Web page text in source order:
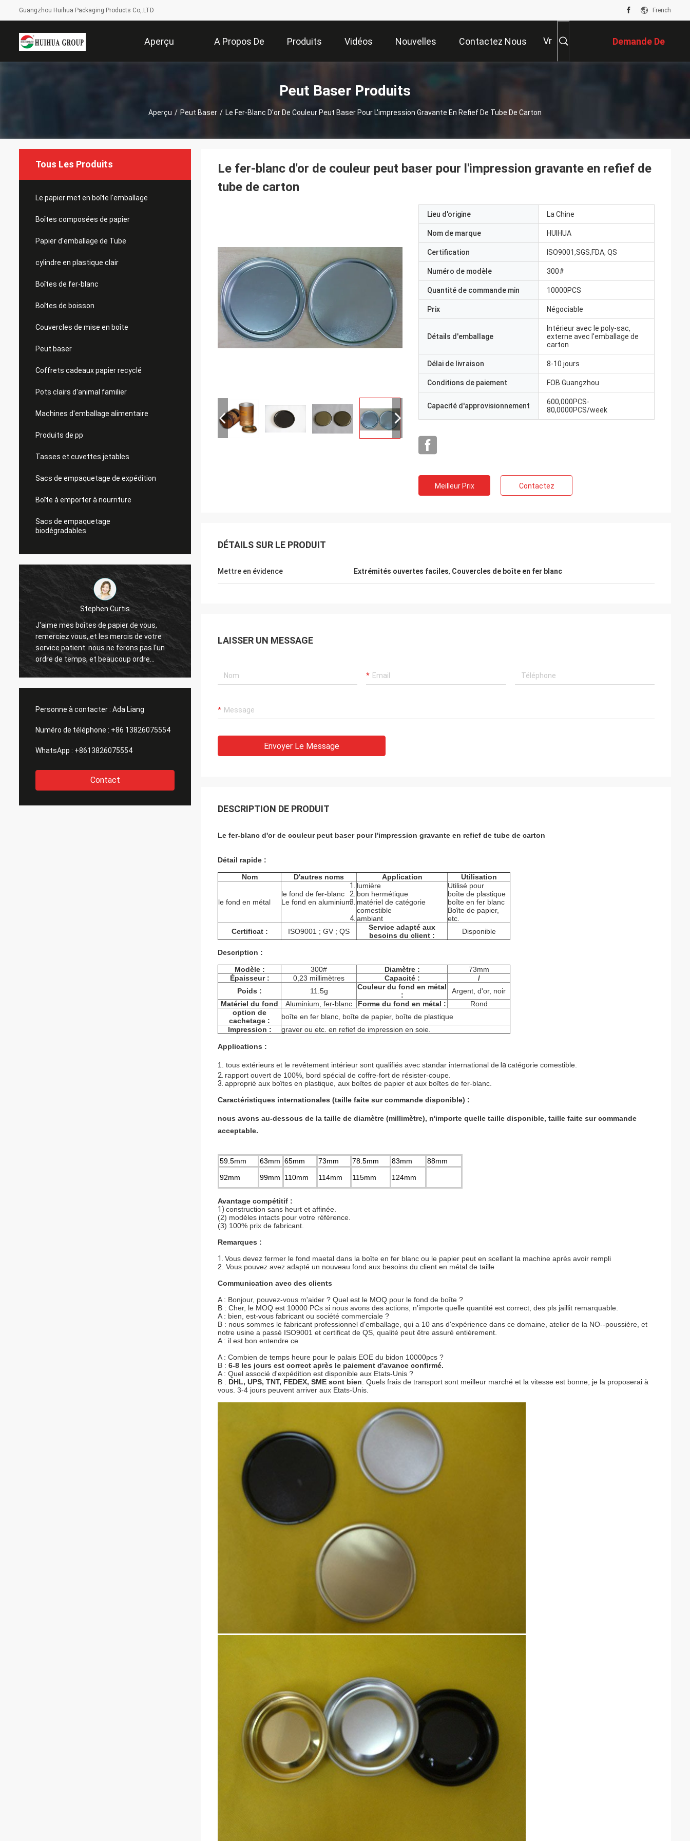
Guangzhou Huihua Packaging Products Co,.LTD French
Aperçu A Propos De Produits Vidéos Nouvelles Contactez Nous Vr Demande De
Soumission
Peut Baser Produits
Aperçu / Peut Baser / Le Fer-Blanc D'or De Couleur Peut Baser Pour L'impression Gravante En Refief De Tube De Carton
Tous Les Produits
Le papier met en boîte l'emballage
Boîtes composées de papier
Papier d'emballage de Tube
cylindre en plastique clair
Boîtes de fer-blanc
Boîtes de boisson
Couvercles de mise en boîte
Peut baser
Coffrets cadeaux papier recyclé
Pots clairs d'animal familier
Machines d'emballage alimentaire
Produits de pp
Tasses et cuvettes jetables
Sacs de empaquetage de expédition
Boîte à emporter à nourriture
Sacs de empaquetage
biodégradables
Parade de Linda
Les puces mettent en boîte est mes de
puces ventes bonnes, et très bien
maintenant. Je vous maintiendrai dans le
contact.
de 360 ml, et bonne coopération avec
Personne à contacter : Ada Liang
Numéro de téléphone : +86 13826075554
WhatsApp : +8613826075554
Contact
Le fer-blanc d'or de couleur peut baser pour l'impression gravante en refief de
tube de carton
Lieu d'origine La Chine
Nom de marque HUIHUA
Certification ISO9001,SGS,FDA, QS
Numéro de modèle 300#
Quantité de commande min 10000PCS
Prix Négociable
Détails d'emballage
Intérieur avec le poly-sac,
externe avec l'emballage de
carton
Délai de livraison 8-10 jours
Conditions de paiement FOB Guangzhou
Capacité d'approvisionnement
600,000PCS-
80,0000PCS/week
Meilleur Prix Contactez
DÉTAILS SUR LE PRODUIT
Mettre en évidence Extrémités ouvertes faciles, Couvercles de boîte en fer blanc
LAISSER UN MESSAGE
Envoyer Le Message
DESCRIPTION DE PRODUIT
Le fer-blanc d'or de couleur peut baser pour l'impression gravante en refief de tube de carton
Détail rapide :
Nom D'autres noms Application Utilisation
le fond en métal
le fond de fer-blanc
Le fond en aluminium
lumière
bon hermétique
matériel de catégorie
comestible
ambiant
Utilisé pour
boîte de plastique
boîte en fer blanc
Boîte de papier,
etc.
Certificat :
ISO9001 ; GV ; QS
Service adapté aux
besoins du client :
Disponible
Description :
Modèle : 300# Diamètre :
73mm
Épaisseur :
0,23 millimètres Capacité :
/
Poids :
11.5g
Couleur du fond en métal
:
Argent, d'or, noir
Matériel du fond
Aluminium, fer-blanc Forme du fond en métal :
Rond
option de
cachetage :
boîte en fer blanc, boîte de papier, boîte de plastique
Impression :
graver ou etc. en refief de impression en soie.
Applications :
1. tous extérieurs et le revêtement intérieur sont qualifiés avec standar international de la catégorie comestible.
2. rapport ouvert de 100%, bord spécial de coffre-fort de résister-coupe.
3. approprié aux boîtes en plastique, aux boîtes de papier et aux boîtes de fer-blanc.
Caractéristiques internationales (taille faite sur commande disponible) :
nous avons au-dessous de la taille de diamètre (millimètre), n'importe quelle taille disponible, taille faite sur commande
acceptable.
59.5mm 63mm 65mm 73mm 78.5mm 83mm
88mm
92mm
99mm 110mm 114mm 115mm 124mm
Avantage compétitif :
1) construction sans heurt et affinée.
(2) modèles intacts pour votre référence.
(3) 100% prix de fabricant.
Remarques :
1. Vous devez fermer le fond maetal dans la boîte en fer blanc ou le papier peut en scellant la machine après avoir rempli
2. Vous pouvez avez adapté un nouveau fond aux besoins du client en métal de taille
Communication avec des clients
A : Bonjour, pouvez-vous m'aider ? Quel est le MOQ pour le fond de boîte ?
B : Cher, le MOQ est 10000 PCs si nous avons des actions, n'importe quelle quantité est correct, des pls jaillit remarquable.
A : bien, est-vous fabricant ou société commerciale ?
B : nous sommes le fabricant professionnel d'emballage, qui a 10 ans d'expérience dans ce domaine, atelier de la NO--poussière, et
notre usine a passé ISO9001 et certificat de QS, qualité peut être assuré entièrement.
A : il est bon entendre ce
A : Combien de temps heure pour le palais EOE du bidon 10000pcs ?
B : 6-8 les jours est correct après le paiement d'avance confirmé.
A : Quel associé d'expédition est disponible aux Etats-Unis ?
B : DHL, UPS, TNT, FEDEX, SME sont bien . Quels frais de transport sont meilleur marché et la vitesse est bonne, je la proposerai à
vous. 3-4 jours peuvent arriver aux Etats-Unis.